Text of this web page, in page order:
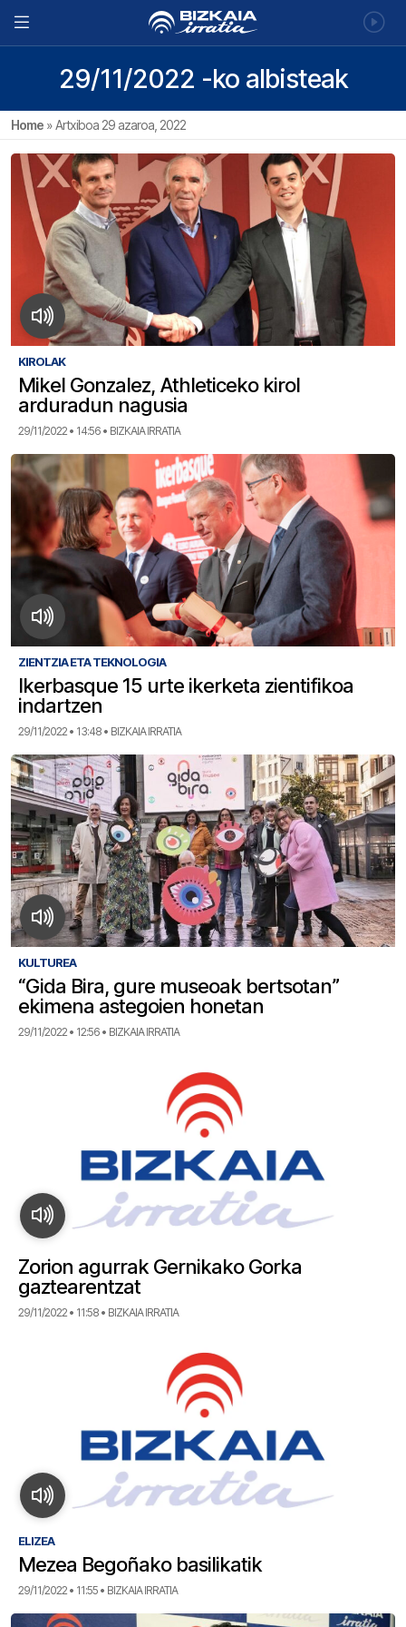
29/11/2022 -ko albisteak
Home »Artxiboa 29 azaroa, 2022
KIROLAK
Mikel Gonzalez, Athleticeko kirol
arduradun nagusia
29/11/2022 • 14:56 • BIZKAIA IRRATIA
ZIENTZIA ETA TEKNOLOGIA
Ikerbasque 15 urte ikerketa zientifikoa
indartzen
29/11/2022 • 13:48 • BIZKAIA IRRATIA
KULTUREA
“Gida Bira, gure museoak bertsotan”
ekimena astegoien honetan
29/11/2022 • 12:56 • BIZKAIA IRRATIA
Zorion agurrak Gernikako Gorka
gaztearentzat
29/11/2022 • 11:58 • BIZKAIA IRRATIA
ELIZEA
Mezea Begoñako basilikatik
29/11/2022 • 11:55 • BIZKAIA IRRATIA